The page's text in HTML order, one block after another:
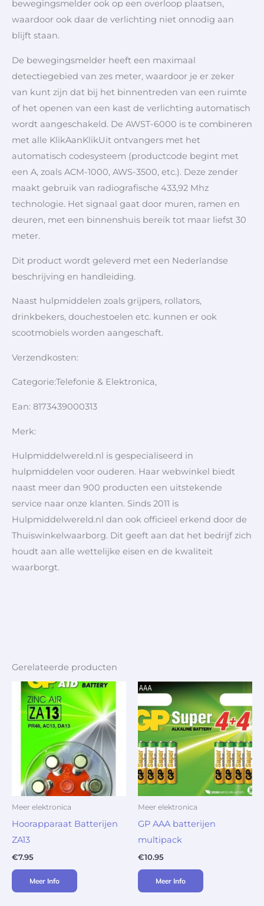
bewegingsmelder ook op een overloop plaatsen,
waardoor ook daar de verlichting niet onnodig aan
blijft staan.
De bewegingsmelder heeft een maximaal
detectiegebied van zes meter, waardoor je er zeker
van kunt zijn dat bij het binnentreden van een ruimte
of het openen van een kast de verlichting automatisch
wordt aangeschakeld. De AWST-6000 is te combineren
met alle KlikAanKlikUit ontvangers met het
automatisch codesysteem (productcode begint met
een A, zoals ACM-1000, AWS-3500, etc.). Deze zender
maakt gebruik van radiografische 433,92 Mhz
technologie. Het signaal gaat door muren, ramen en
deuren, met een binnenshuis bereik tot maar liefst 30
meter.
Dit product wordt geleverd met een Nederlandse
beschrijving en handleiding.
Naast hulpmiddelen zoals grijpers, rollators,
drinkbekers, douchestoelen etc. kunnen er ook
scootmobiels worden aangeschaft.
Verzendkosten:
Categorie:Telefonie & Elektronica,
Ean: 8173439000313
Merk:
Hulpmiddelwereld.nl is gespecialiseerd in
hulpmiddelen voor ouderen. Haar webwinkel biedt
naast meer dan 900 producten een uitstekende
service naar onze klanten. Sinds 2011 is
Hulpmiddelwereld.nl dan ook officieel erkend door de
Thuiswinkelwaarborg. Dit geeft aan dat het bedrijf zich
houdt aan alle wettelijke eisen en de kwaliteit
waarborgt.
Gerelateerde producten
Meer elektronica
Hoorapparaat Batterijen
ZA13
€7.95
Meer Info
Meer elektronica
GP AAA batterijen
multipack
€10.95
Meer Info